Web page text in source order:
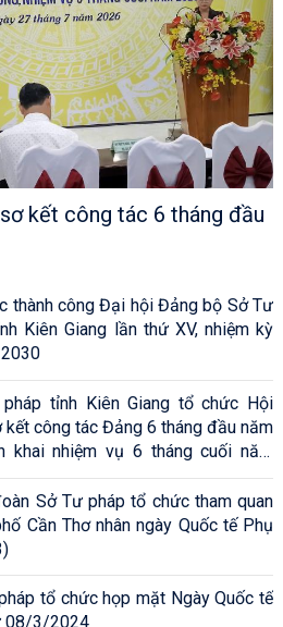
kết công tác 6 tháng đầu
thành công Đại hội Đảng bộ Sở Tư
Kiên Giang lần thứ XV, nhiệm kỳ
tỉnh Kiên Giang tổ chức Hội
kết công tác Đảng 6 tháng đầu năm
khai nhiệm vụ 6 tháng cuối năm
Sở Tư pháp tổ chức tham quan
Cần Thơ nhân ngày Quốc tế Phụ
tổ chức họp mặt Ngày Quốc tế
08/3/2024